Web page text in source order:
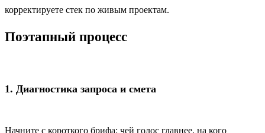
корректируете стек по живым проектам.
Поэтапный процесс
1. Диагностика запроса и смета
Начните с короткого брифа: чей голос главнее, на кого